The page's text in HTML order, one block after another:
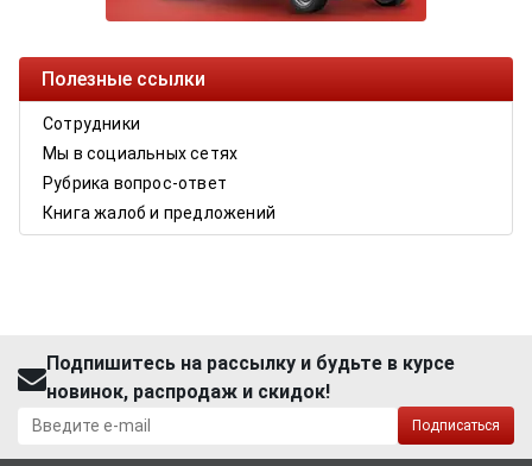
Полезные ссылки
Сотрудники
Мы в социальных сетях
Рубрика вопрос-ответ
Книга жалоб и предложений
Подпишитесь на рассылку и будьте в курсе
новинок, распродаж и скидок!
Подписаться